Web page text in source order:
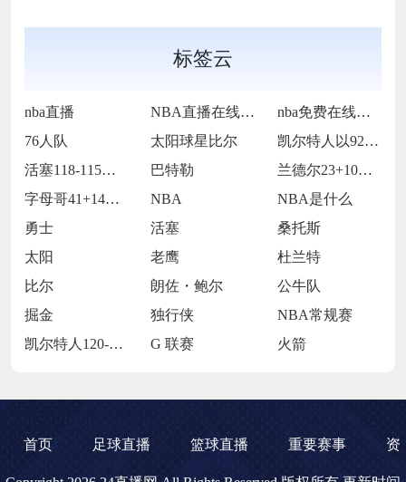
标签云
nba直播 NBA直播在线观看
nba免费在线高清直播
76人队
太阳球星比尔
凯尔特人以92-105不敌雷霆
活塞118-115逆转险胜开拓者
巴特勒
兰德尔23+10爱德华兹19中5 森林狼
字母哥41+14班凯罗复出34+7 雄鹿
NBA
NBA是什么
勇士
活塞
桑托斯
太阳
老鹰
杜兰特
比尔
朗佐・鲍尔
公牛队
掘金
独行侠
NBA常规赛
凯尔特人120-119险胜鹈鹕
G 联赛 火箭
首页 足球直播 篮球直播 重要赛事 资